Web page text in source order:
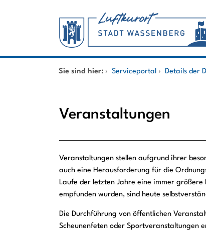
Startseite
Mitarbeitende A-Z
Sie sind hier: › Serviceportal › Details der
Veranstaltungen
Beschreibung
Veranstaltungen stellen aufgrund ihrer
auch eine Herausforderung für die
Laufe der letzten Jahre eine immer
empfunden wurden, sind heute
Die Durchführung von öffentlichen
Scheunenfeten oder Sportveranstaltungen